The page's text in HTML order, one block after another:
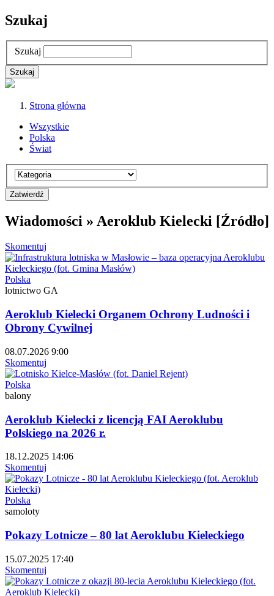
Szukaj
Szukaj
Strona główna
Wszystkie
Polska
Świat
Wiadomości » Aeroklub Kielecki [Źródło]
Skomentuj
Polska
lotnictwo GA
Aeroklub Kielecki Organem Ochrony Ludności i
Obrony Cywilnej
08.07.2026 9:00
Skomentuj
Polska
balony
Aeroklub Kielecki z licencją FAI Aeroklubu
Polskiego na 2026 r.
18.12.2025 14:06
Skomentuj
Polska
samoloty
Pokazy Lotnicze – 80 lat Aeroklubu Kieleckiego
15.07.2025 17:40
Skomentuj